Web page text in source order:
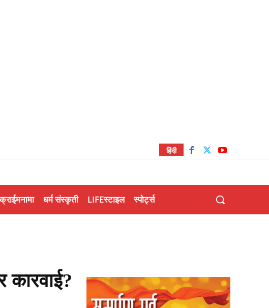
हिंदी
क्राईमनामा धर्म संस्कृती LIFEस्टाइल स्पोर्ट्स